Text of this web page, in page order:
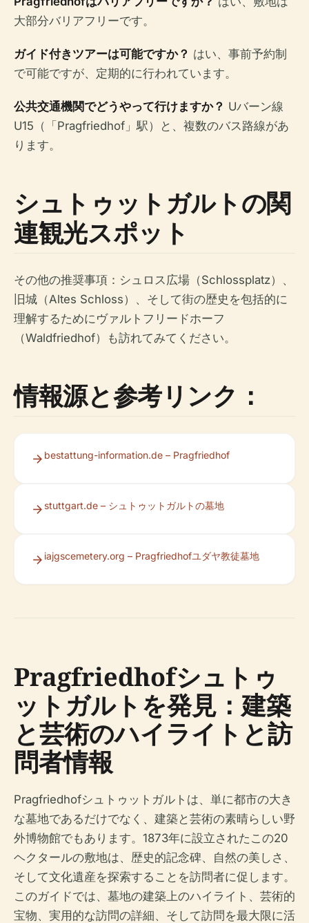
大部分バリアフリーです。
ガイド付きツアーは可能ですか？ はい、事前予約制
で可能ですが、定期的に行われています。
公共交通機関でどうやって行けますか？ Uバーン線
U15（「Pragfriedhof」駅）と、複数のバス路線があ
ります。
シュトゥットガルトの関
連観光スポット
その他の推奨事項：シュロス広場（Schlossplatz）、
旧城（Altes Schloss）、そして街の歴史を包括的に
理解するためにヴァルトフリードホーフ
（Waldfriedhof）も訪れてみてください。
情報源と参考リンク：
bestattung-information.de – Pragfriedhof
stuttgart.de – シュトゥットガルトの墓地
iajgscemetery.org – Pragfriedhofユダヤ教徒墓地
Pragfriedhofシュトゥ
ットガルトを発見：建築
と芸術のハイライトと訪
問者情報
Pragfriedhofシュトゥットガルトは、単に都市の大き
な墓地であるだけでなく、建築と芸術の素晴らしい野
外博物館でもあります。1873年に設立されたこの20
ヘクタールの敷地は、歴史的記念碑、自然の美しさ、
そして文化遺産を探索することを訪問者に促します。
このガイドでは、墓地の建築上のハイライト、芸術的
宝物、実用的な訪問の詳細、そして訪問を最大限に活